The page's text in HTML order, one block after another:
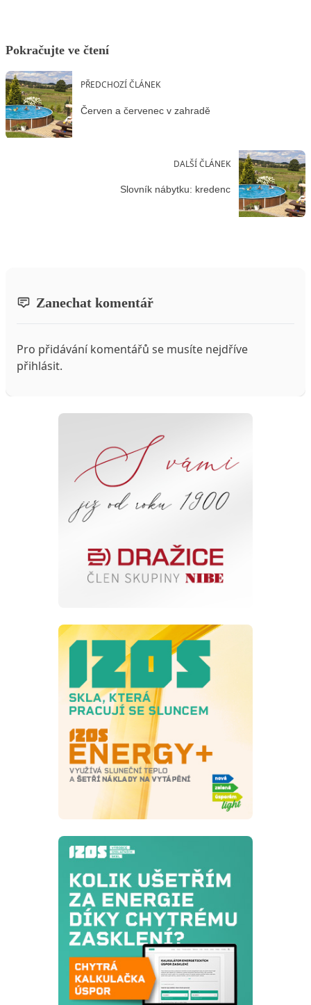
Pokračujte ve čtení
PŘEDCHOZÍ ČLÁNEK
Červen a červenec v zahradě
DALŠÍ ČLÁNEK
Slovník nábytku: kredenc
Zanechat komentář
Pro přidávání komentářů se musíte nejdříve
přihlásit.